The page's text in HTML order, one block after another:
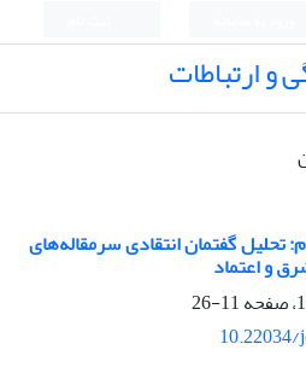
و ارتباطات
تحلیل گفتمان انتقادی سرمقاله‌های
و اعتماد
11-26
10.22034/